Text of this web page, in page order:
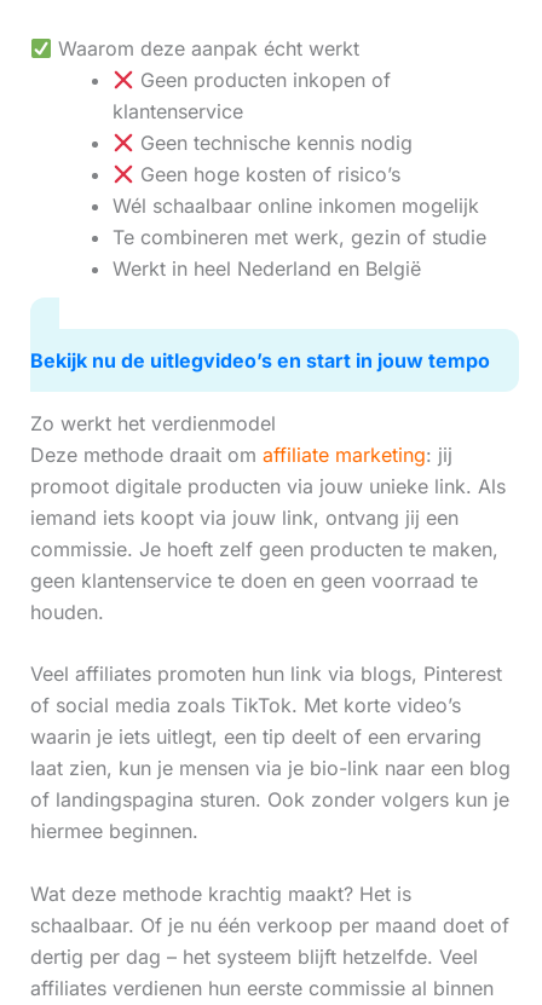
Waarom deze aanpak écht werkt
Geen producten inkopen of
klantenservice
Geen technische kennis nodig
Geen hoge kosten of risico’s
Wél schaalbaar online inkomen mogelijk
Te combineren met werk, gezin of studie
Werkt in heel Nederland en België
Bekijk nu de uitlegvideo’s en start in jouw tempo
Zo werkt het verdienmodel
Deze methode draait om affiliate marketing: jij
promoot digitale producten via jouw unieke link. Als
iemand iets koopt via jouw link, ontvang jij een
commissie. Je hoeft zelf geen producten te maken,
geen klantenservice te doen en geen voorraad te
houden.
Veel affiliates promoten hun link via blogs, Pinterest
of social media zoals TikTok. Met korte video’s
waarin je iets uitlegt, een tip deelt of een ervaring
laat zien, kun je mensen via je bio-link naar een blog
of landingspagina sturen. Ook zonder volgers kun je
hiermee beginnen.
Wat deze methode krachtig maakt? Het is
schaalbaar. Of je nu één verkoop per maand doet of
dertig per dag – het systeem blijft hetzelfde. Veel
affiliates verdienen hun eerste commissie al binnen